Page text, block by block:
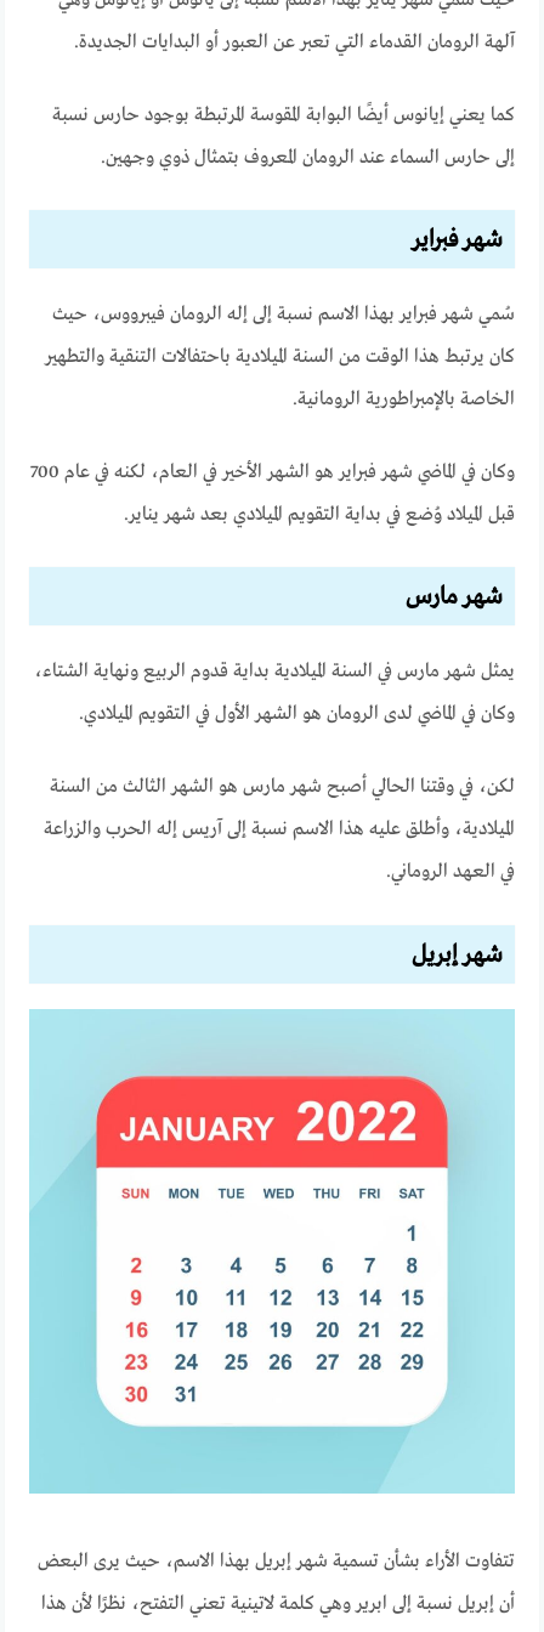
آلهة الرومان القدماء التي تعبر عن العبور أو البدايات الجديدة.
كما يعني إيانوس أيضًا البوابة المقوسة المرتبطة بوجود حارس نسبة
إلى حارس السماء عند الرومان المعروف بتمثال ذوي وجهين.
شهر فبراير
سُمي شهر فبراير بهذا الاسم نسبة إلى إله الرومان فيبرووس، حيث
كان يرتبط هذا الوقت من السنة الميلادية باحتفالات التنقية والتطهير
الخاصة بالإمبراطورية الرومانية.
وكان في الماضي شهر فبراير هو الشهر الأخير في العام، لكنه في عام 700
قبل الميلاد وُضع في بداية التقويم الميلادي بعد شهر يناير.
شهر مارس
يمثل شهر مارس في السنة الميلادية بداية قدوم الربيع ونهاية الشتاء،
وكان في الماضي لدى الرومان هو الشهر الأول في التقويم الميلادي.
لكن، في وقتنا الحالي أصبح شهر مارس هو الشهر الثالث من السنة
الميلادية، وأطلق عليه هذا الاسم نسبة إلى آريس إله الحرب والزراعة
في العهد الروماني.
شهر إبريل
تتفاوت الأراء بشأن تسمية شهر إبريل بهذا الاسم، حيث يرى البعض
أن إبريل نسبة إلى ابرير وهي كلمة لاتينية تعني التفتح، نظرًا لأن هذا